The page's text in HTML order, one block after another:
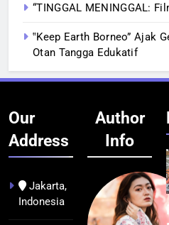
“TINGGAL MENINGGAL:
‟Keep Earth Borneo” Ajak
Otan Tangga Edukatif
Our
Address
Jakarta,
Indonesia
Author
Info
BERITA
NEWS
Kualitas
INFRASTRUKTUR
TEKNOLOGI
Indonesia